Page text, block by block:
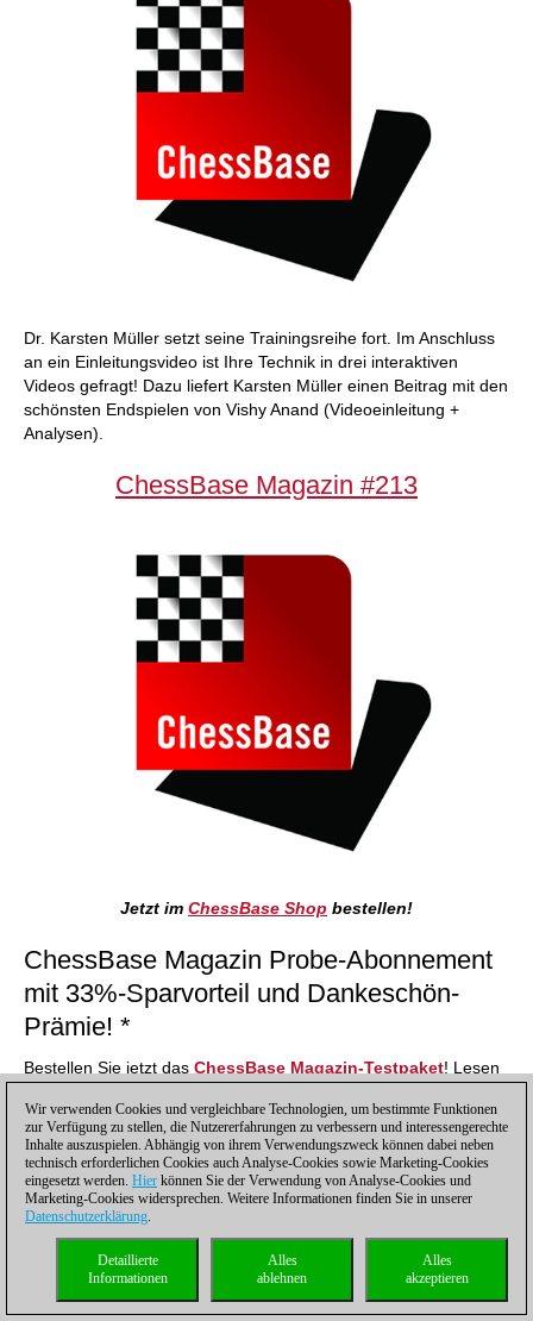
Dr. Karsten Müller setzt seine Trainingsreihe fort. Im Anschluss
an ein Einleitungsvideo ist Ihre Technik in drei interaktiven
Videos gefragt! Dazu liefert Karsten Müller einen Beitrag mit den
schönsten Endspielen von Vishy Anand (Videoeinleitung +
Analysen).
ChessBase Magazin #213
Jetzt im ChessBase Shop bestellen!
ChessBase Magazin Probe-Abonnement
mit 33%-Sparvorteil und Dankeschön-
Prämie! *
Bestellen Sie jetzt das ChessBase Magazin-Testpaket! Lesen
Vorzugspreis von nur 39,90 €(statt 59,85 € im Einzelverkauf).
Dazu erhalten Sie außerdem als Dankeschön 3 Monate
ChessBase-Premium-Mitgliedschaft kostenlos.
ChessBase Magazin Jahres-Abonnement
(6 Ausgaben ChessBase Magazin) -
original ChessBase USB-Stick mit 128
GB*
Wir verwenden Cookies und vergleichbare Technologien, um bestimmte Funktionen
zur Verfügung zu stellen, die Nutzererfahrungen zu verbessern und interessengerechte
Inhalte auszuspielen. Abhängig von ihrem Verwendungszweck können dabei neben
technisch erforderlichen Cookies auch Analyse-Cookies sowie Marketing-Cookies
eingesetzt werden. Hier können Sie der Verwendung von Analyse-Cookies und
Marketing-Cookies widersprechen. Weitere Informationen finden Sie in unserer
Datenschutzerklärung.
Alles
akzeptieren
Alles
ablehnen
Detaillierte
Informationen